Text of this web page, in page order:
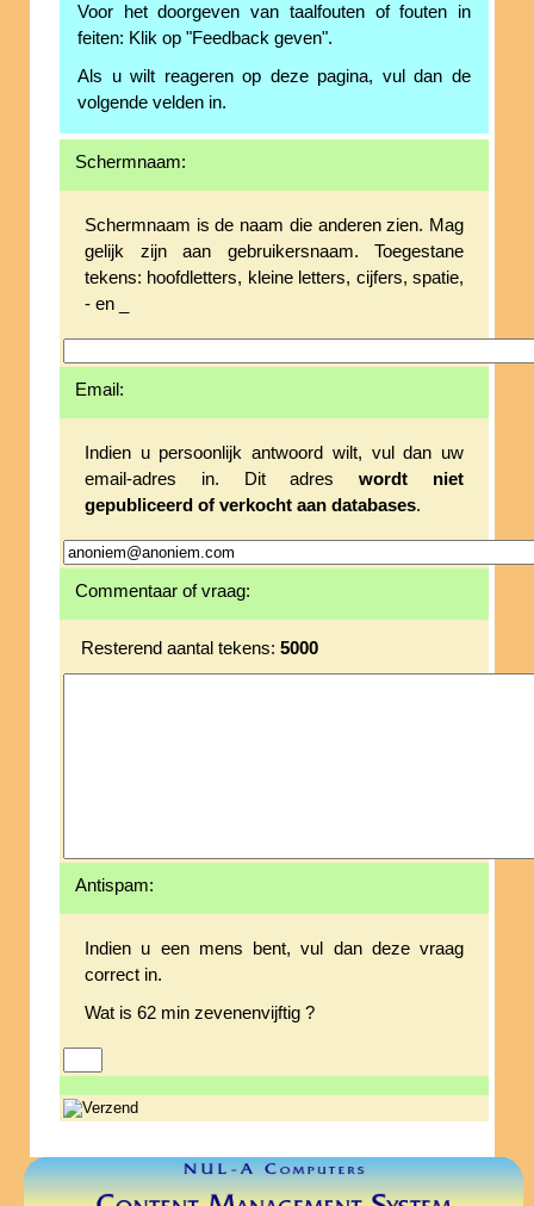
Voor het doorgeven van taalfouten of fouten in
feiten: Klik op "Feedback geven".
Als u wilt reageren op deze pagina, vul dan de
volgende velden in.
Schermnaam:
Schermnaam is de naam die anderen zien. Mag
gelijk zijn aan gebruikersnaam. Toegestane
tekens: hoofdletters, kleine letters, cijfers, spatie,
- en _
Email:
Indien u persoonlijk antwoord wilt, vul dan uw
email-adres in. Dit adreswordt niet
gepubliceerd of verkocht aan databases.
Commentaar of vraag:
Resterend aantal tekens: 5000
Antispam:
Indien u een mens bent, vul dan deze vraag
correct in.
Wat is 62 min zevenenvijftig ?